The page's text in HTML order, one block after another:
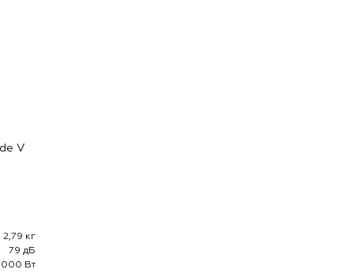
V
2,79 кг
79 дБ
Вт